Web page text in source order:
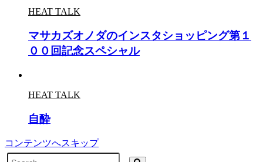
HEAT TALK
マサカズオノダのインスタショッピング第１
００回記念スペシャル
HEAT TALK
自酔
コンテンツへスキップ